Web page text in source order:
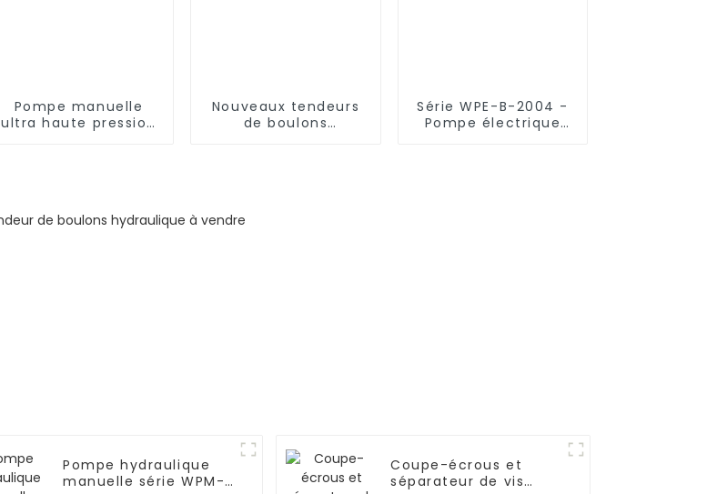
Pompe manuelle
ultra haute pression
Nouveaux tendeurs
de boulons
Série WPE-B-2004 -
Pompe électrique
Pompe hydraulique
manuelle série WPM-S
Coupe-écrous et
séparateur de vis